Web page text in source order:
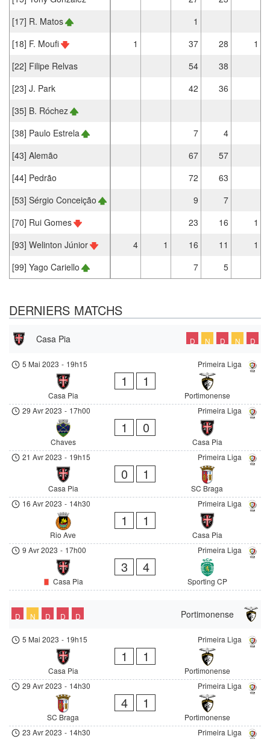
[17] R. Matos
1
[18] F. Moufi
1 37 28
1
[22] Filipe Relvas
54
38
[23] J. Park
42
36
[35] B. Róchez
[38] Paulo Estrela
7
4
[43] Alemão
67
57
[44] Pedrão
72
63
[53] Sérgio Conceição
9
7
[70] Rui Gomes
23 16
1
[93] Welinton Júnior
4 1 16 11
1
[99] Yago Cariello
7 5
DERNIERS MATCHS
Casa Pia D N D N D
Primeira Liga
5 Mai 2023 - 19h15
Casa Pia
1 1
Portimonense
Primeira Liga
29 Avr 2023 - 17h00
Chaves
1 0
Casa Pia
Primeira Liga
21 Avr 2023 - 19h15
Casa Pia
0 1
SC Braga
Primeira Liga
16 Avr 2023 - 14h30
Rio Ave
1 1
Casa Pia
Primeira Liga
9 Avr 2023 - 17h00
Casa Pia
3 4
Sporting CP
Portimonense
D N D D D
Primeira Liga
5 Mai 2023 - 19h15
Casa Pia
1 1
Portimonense
Primeira Liga
29 Avr 2023 - 14h30
SC Braga
4 1
Portimonense
Primeira Liga
23 Avr 2023 - 14h30